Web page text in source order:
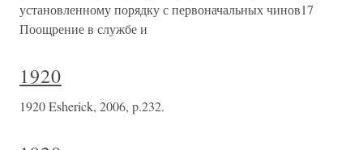
установленному порядку с первоначальных чинов17
Поощрение в службе и
1920
1920 Esherick, 2006, p.232.